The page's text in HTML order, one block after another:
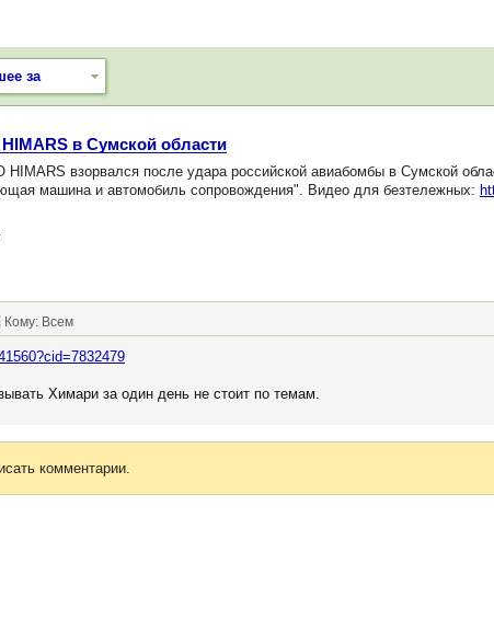
за
в Сумской области
взорвался после удара российской авиабомбы в Сумской
машина и автомобиль сопровождения". Видео для безтележных:
Кому: Всем
Химари за один день не стоит по темам.
комментарии.